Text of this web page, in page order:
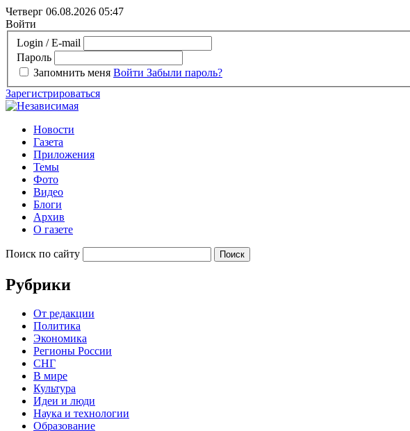
Четверг 06.08.2026 05:47
Войти
Login / E-mail
Пароль
Запомнить меня Войти Забыли пароль?
Зарегистрироваться
Новости
Газета
Приложения
Темы
Фото
Видео
Блоги
Архив
О газете
Поиск по сайту
Рубрики
От редакции
Политика
Экономика
Регионы России
СНГ
В мире
Культура
Идеи и люди
Наука и технологии
Образование